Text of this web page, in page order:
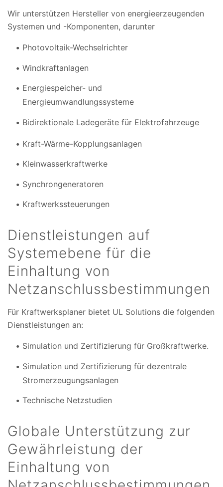
Wir unterstützen Hersteller von energieerzeugenden
Systemen und -Komponenten, darunter
Photovoltaik-Wechselrichter
Windkraftanlagen
Energiespeicher- und
Energieumwandlungssysteme
Bidirektionale Ladegeräte für Elektrofahrzeuge
Kraft-Wärme-Kopplungsanlagen
Kleinwasserkraftwerke
Synchrongeneratoren
Kraftwerkssteuerungen
Dienstleistungen auf
Systemebene für die
Einhaltung von
Netzanschlussbestimmungen
Für Kraftwerksplaner bietet UL Solutions die folgenden
Dienstleistungen an:
Simulation und Zertifizierung für Großkraftwerke.
Simulation und Zertifizierung für dezentrale
Stromerzeugungsanlagen
Technische Netzstudien
Globale Unterstützung zur
Gewährleistung der
Einhaltung von